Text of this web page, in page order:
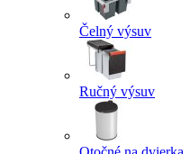
Čelný výsuv
Ručný výsuv